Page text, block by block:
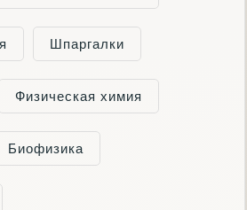
Шпаргалки
Физическая химия
Биофизика